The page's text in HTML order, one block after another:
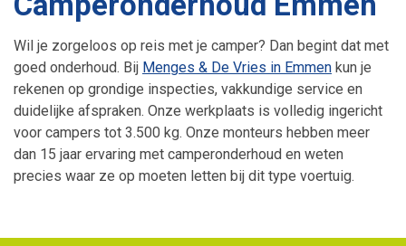
Wil je zorgeloos op reis met je camper? Dan begint dat met
goed onderhoud. Bij Menges & De Vries in Emmen kun je
rekenen op grondige inspecties, vakkundige service en
duidelijke afspraken. Onze werkplaats is volledig ingericht
voor campers tot 3.500 kg. Onze monteurs hebben meer
dan 15 jaar ervaring met camperonderhoud en weten
precies waar ze op moeten letten bij dit type voertuig.
Hybride en elektrische auto’s
Granulaatreiniging
Airco onderhoud
Snelheidsbegrenzer
V-max Uitschakelen